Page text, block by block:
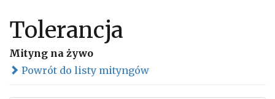
Tolerancja
Mityng na żywo
Powrót do listy mityngów